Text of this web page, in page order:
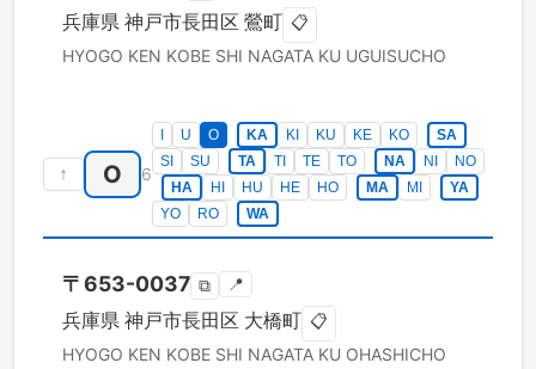
兵庫県 神戸市長田区 鶯町 📋
HYOGO KEN KOBE SHI NAGATA KU UGUISUCHO
↑ O 6
U O KA KI KU KE KO
SA
SI
SU TA TI TE TO NA NI
NO
HA
HI HU HE HO MA MI
YA
YO
RO WA
〒653-0037 ⧉ 📍
兵庫県 神戸市長田区 大橋町 📋
HYOGO KEN KOBE SHI NAGATA KU OHASHICHO